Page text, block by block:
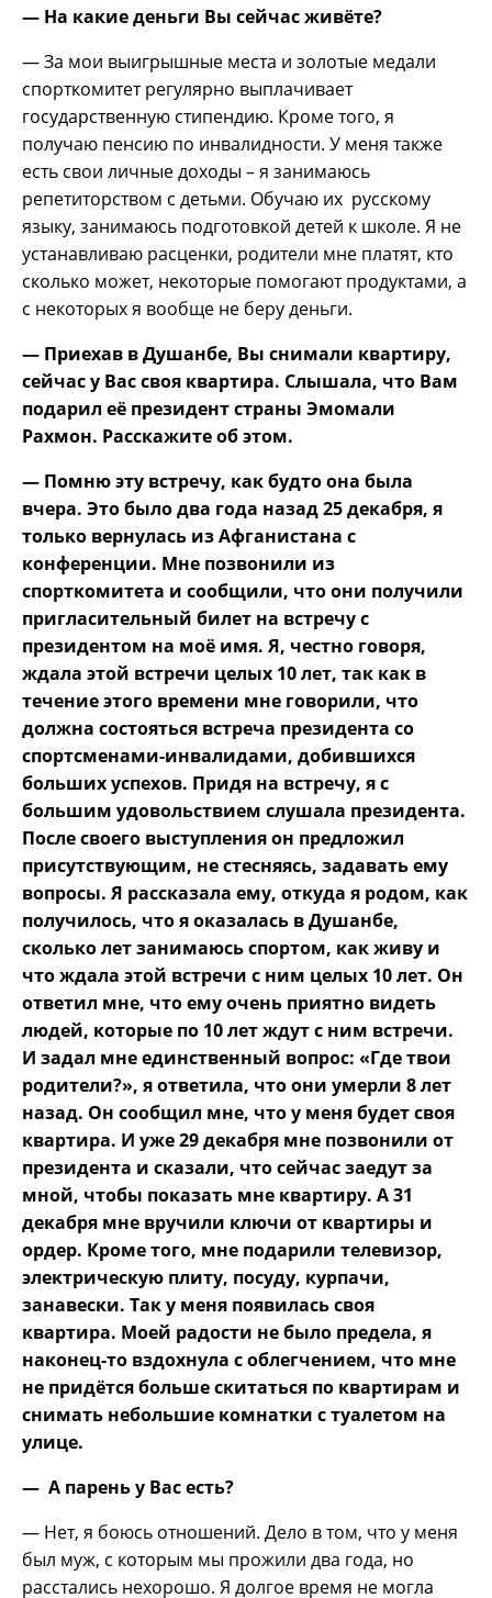
— На какие деньги Вы сейчас живёте?
— За мои выигрышные места и золотые медали
спорткомитет регулярно выплачивает
государственную стипендию. Кроме того, я
получаю пенсию по инвалидности. У меня также
есть свои личные доходы – я занимаюсь
репетиторством с детьми. Обучаю их русскому
языку, занимаюсь подготовкой детей к школе. Я не
устанавливаю расценки, родители мне платят, кто
сколько может, некоторые помогают продуктами, а
с некоторых я вообще не беру деньги.
— Приехав в Душанбе, Вы снимали квартиру,
сейчас у Вас своя квартира. Слышала, что Вам
подарил её президент страны Эмомали
Рахмон. Расскажите об этом.
— Помню эту встречу, как будто она была
вчера. Это было два года назад 25 декабря, я
только вернулась из Афганистана с
конференции. Мне позвонили из
спорткомитета и сообщили, что они получили
пригласительный билет на встречу с
президентом на моё имя. Я, честно говоря,
ждала этой встречи целых 10 лет, так как в
течение этого времени мне говорили, что
должна состояться встреча президента со
спортсменами-инвалидами, добившихся
больших успехов. Придя на встречу, я с
большим удовольствием слушала президента.
После своего выступления он предложил
присутствующим, не стесняясь, задавать ему
вопросы. Я рассказала ему, откуда я родом, как
получилось, что я оказалась в Душанбе,
сколько лет занимаюсь спортом, как живу и
что ждала этой встречи с ним целых 10 лет. Он
ответил мне, что ему очень приятно видеть
людей, которые по 10 лет ждут с ним встречи.
И задал мне единственный вопрос: «Где твои
родители?», я ответила, что они умерли 8 лет
назад. Он сообщил мне, что у меня будет своя
квартира. И уже 29 декабря мне позвонили от
президента и сказали, что сейчас заедут за
мной, чтобы показать мне квартиру. А 31
декабря мне вручили ключи от квартиры и
ордер. Кроме того, мне подарили телевизор,
электрическую плиту, посуду, курпачи,
занавески. Так у меня появилась своя
квартира. Моей радости не было предела, я
наконец-то вздохнула с облегчением, что мне
не придётся больше скитаться по квартирам и
снимать небольшие комнатки с туалетом на
улице.
— А парень у Вас есть?
— Нет, я боюсь отношений. Дело в том, что у меня
был муж, с которым мы прожили два года, но
расстались нехорошо. Я долгое время не могла